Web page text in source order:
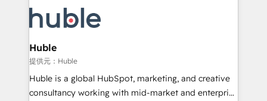
new HubSpot portal with Advanced Website and
CRM Migrations using our in-house "HubScrub" Tool.
skills, processes, and internal team you need to
attract the right buyers, close deals faster, and grow
without outside dependencies. You’ll learn how to: •
Set up, audit, and organize your HubSpot portal •
Get your sales team fully using HubSpot • Track
pipeline and revenue across the entire buyer journey
Huble
提供元：Huble
Huble is a global HubSpot, marketing, and creative
consultancy working with mid-market and enterprise